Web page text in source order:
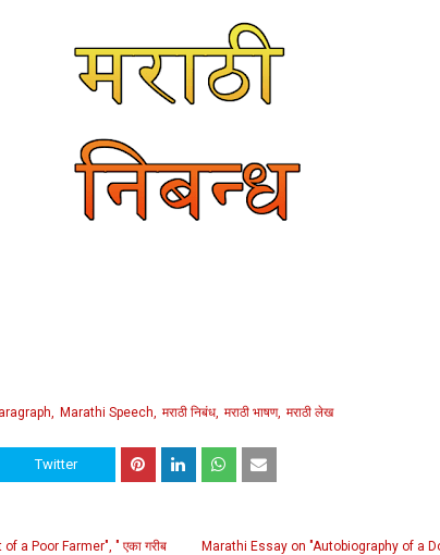
Marathi Speech मराठी निबंध मराठी भाषण मराठी लेख
Twitter
Marathi Essay on "Autobiography of a
a Poor Farmer", " एका गरीब